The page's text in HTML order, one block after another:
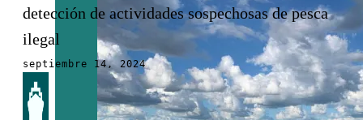
detección de actividades sospechosas de pesca
ilegal
septiembre 14, 2024